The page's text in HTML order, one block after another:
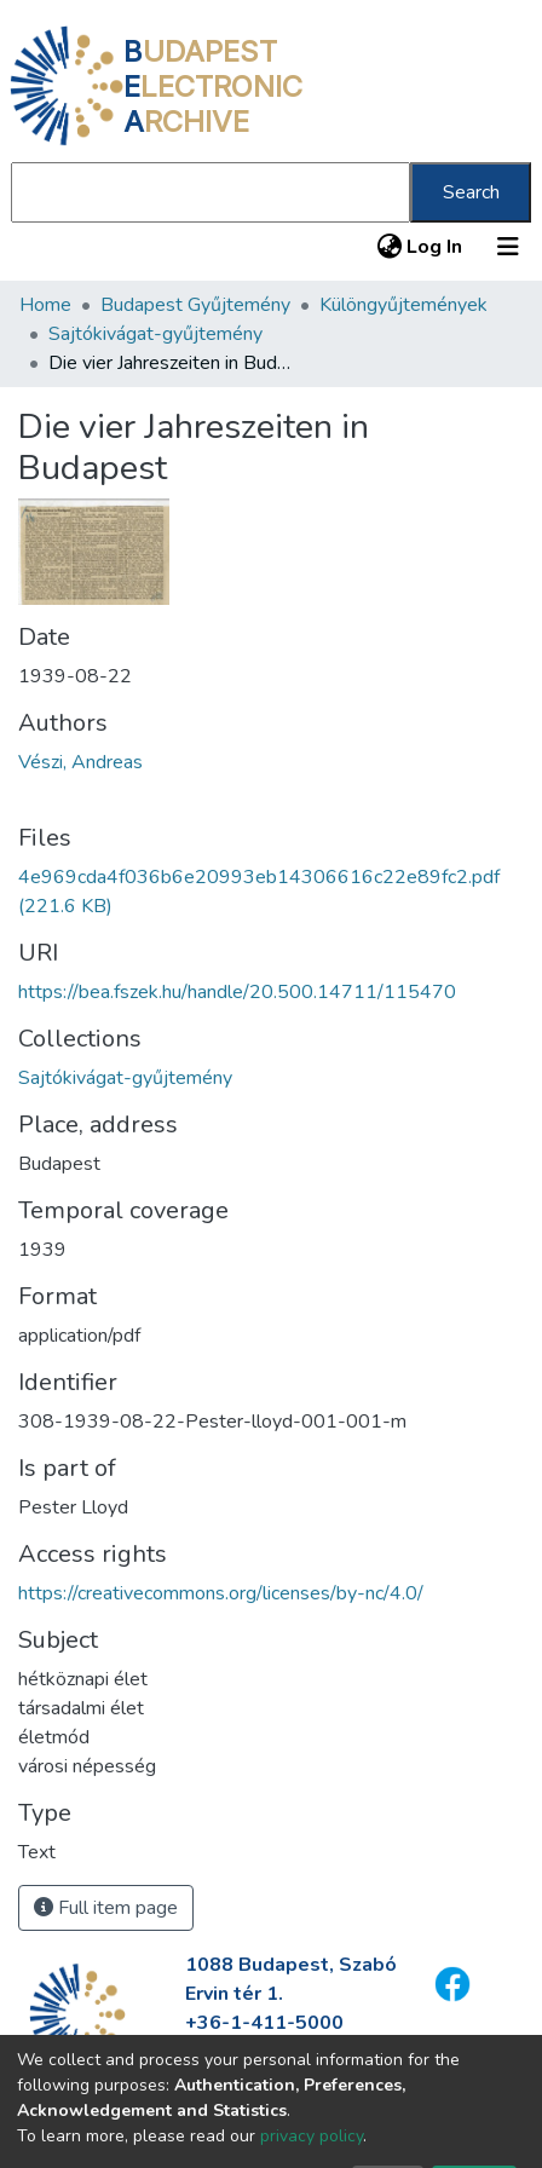
BUDAPEST
ELECTRONIC
ARCHIVE
Search
Log In (current)
Communities & Collections
All of DSpace
About us
Home Budapest Gyűjtemény
Különgyűjtemények
Sajtókivágat-gyűjtemény
Die vier Jahreszeiten in Budapest
Die vier Jahreszeiten in
Budapest
Date
1939-08-22
Authors
Vészi, Andreas
Files
4e969cda4f036b6e20993eb14306616c22e89fc2.pdf
(221.6 KB)
URI
https://bea.fszek.hu/handle/20.500.14711/115470
Collections
Sajtókivágat-gyűjtemény
Place, address
Budapest
Temporal coverage
1939
Format
application/pdf
Identifier
308-1939-08-22-Pester-lloyd-001-001-m
Is part of
Pester Lloyd
Access rights
https://creativecommons.org/licenses/by-nc/4.0/
Subject
hétköznapi élet
társadalmi élet
életmód
városi népesség
Type
Text
Full item page
1088 Budapest, Szabó
Ervin tér 1.
+36-1-411-5000
info@fszek.hu
https://fszek.hu
We collect and process your personal information for the
following purposes: Authentication, Preferences,
Acknowledgement and Statistics.
To learn more, please read our privacy policy.